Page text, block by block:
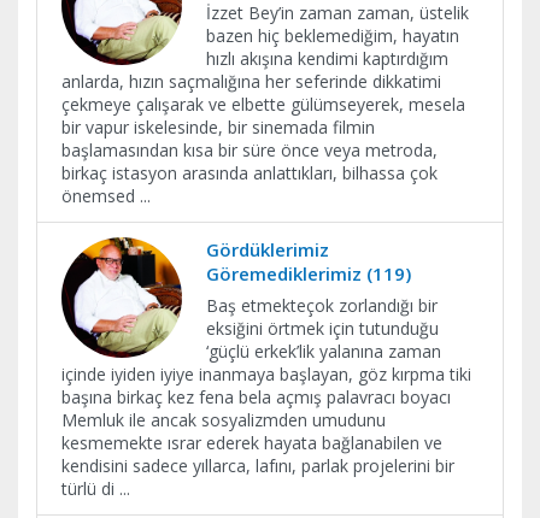
İzzet Bey’in zaman zaman, üstelik
bazen hiç beklemediğim, hayatın
hızlı akışına kendimi kaptırdığım
anlarda, hızın saçmalığına her seferinde dikkatimi
çekmeye çalışarak ve elbette gülümseyerek, mesela
bir vapur iskelesinde, bir sinemada filmin
başlamasından kısa bir süre önce veya metroda,
birkaç istasyon arasında anlattıkları, bilhassa çok
önemsed ...
Gördüklerimiz
Göremediklerimiz (119)
Baş etmekteçok zorlandığı bir
eksiğini örtmek için tutunduğu
‘güçlü erkek’lik yalanına zaman
içinde iyiden iyiye inanmaya başlayan, göz kırpma tiki
başına birkaç kez fena bela açmış palavracı boyacı
Memluk ile ancak sosyalizmden umudunu
kesmemekte ısrar ederek hayata bağlanabilen ve
kendisini sadece yıllarca, lafını, parlak projelerini bir
türlü di ...